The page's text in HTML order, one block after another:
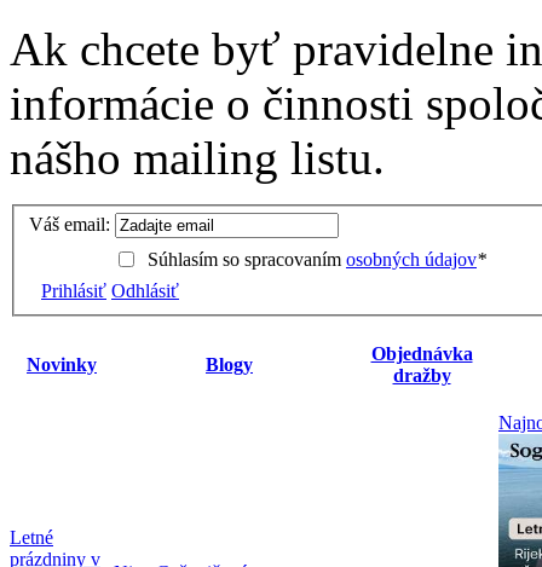
Ak chcete byť pravidelne
informácie o činnosti
nášho mailing listu.
Váš email:
Súhlasím so spracovaním osobných údajov*
Prihlásiť Odhlásiť
Novinky Blogy
Objednávka
dražby
Letné
prázdniny v